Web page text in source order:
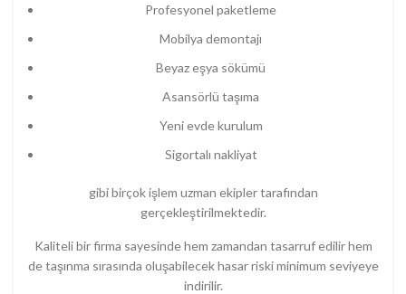
Profesyonel paketleme
Mobilya demontajı
Beyaz eşya sökümü
Asansörlü taşıma
Yeni evde kurulum
Sigortalı nakliyat
gibi birçok işlem uzman ekipler tarafından
gerçekleştirilmektedir.
Kaliteli bir firma sayesinde hem zamandan tasarruf edilir hem
de taşınma sırasında oluşabilecek hasar riski minimum seviyeye
indirilir.